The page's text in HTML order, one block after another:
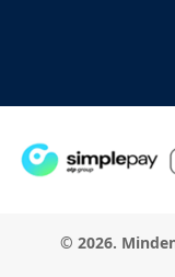
© 2026.